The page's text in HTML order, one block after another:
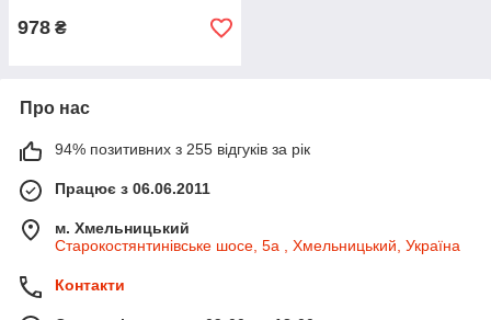
978 ₴
Про нас
94% позитивних з 255 відгуків за рік
Працює з 06.06.2011
м. Хмельницький
Старокостянтинівське шосе, 5а , Хмельницький, Україна
Контакти